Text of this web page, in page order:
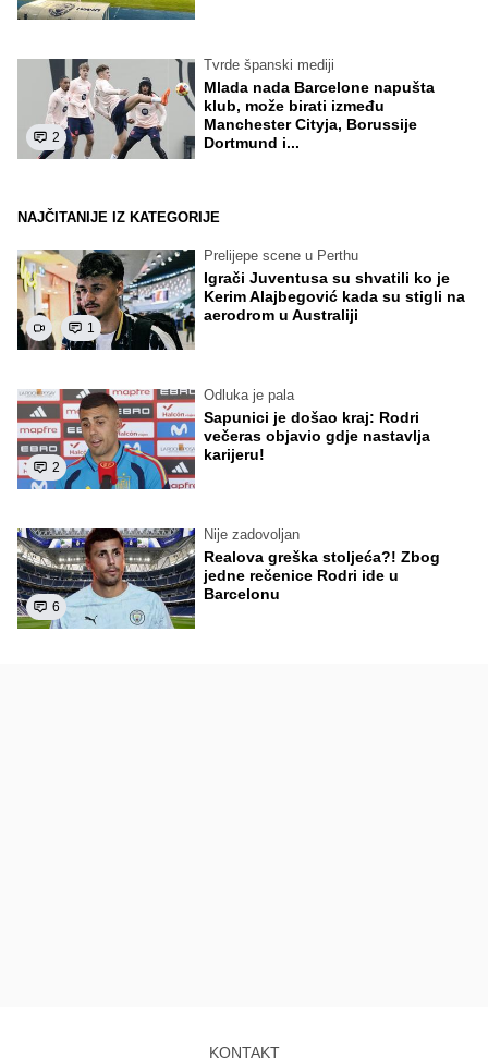
2
Tvrde španski mediji
Mlada nada Barcelone napušta
klub, može birati između
Manchester Cityja, Borussije
Dortmund i...
NAJČITANIJE IZ KATEGORIJE
1
Prelijepe scene u Perthu
Igrači Juventusa su shvatili ko je
Kerim Alajbegović kada su stigli na
aerodrom u Australiji
2
Odluka je pala
Sapunici je došao kraj: Rodri
večeras objavio gdje nastavlja
karijeru!
6
Nije zadovoljan
Realova greška stoljeća?! Zbog
jedne rečenice Rodri ide u
Barcelonu
KONTAKT